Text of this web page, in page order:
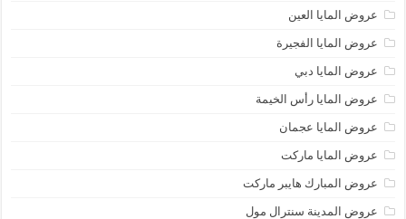
عروض المايا العين
عروض المايا الفجيرة
عروض المايا دبي
عروض المايا رأس الخيمة
عروض المايا عجمان
عروض المايا ماركت
عروض المبارك هايبر ماركت
عروض المدينة سنترال مول